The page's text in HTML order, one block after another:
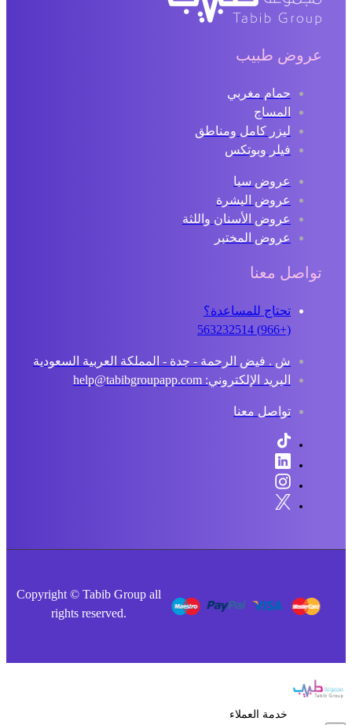
عروض طبيب
حمام مغربي
المساج
ليزر كامل ومناطق
فيلر وبوتكس
عروض سبا
عروض البشرة
عروض الأسنان واللثة
عروض المختبر
تواصل معنا
تحتاج للمساعدة؟
ش . فيض الرحمة - جدة - المملكة العربية السعودية
البريد الإلكتروني: help@tabibgroupapp.com
تواصل معنا
Copyright © Tabib Group all
rights reserved.
خدمة العملاء